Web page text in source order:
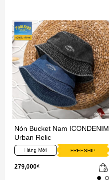
Nón Bucket Nam ICONDENIM
Urban Relic
Hàng Mới FREESHIP
279,000₫